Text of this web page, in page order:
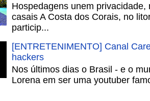
Hospedagens unem
casais A Costa dos Corais, no
particip...
[ENTRETENIMENTO] Canal
hackers
Nos últimos dias o Brasil - e o
Lorena em ser uma youtuber